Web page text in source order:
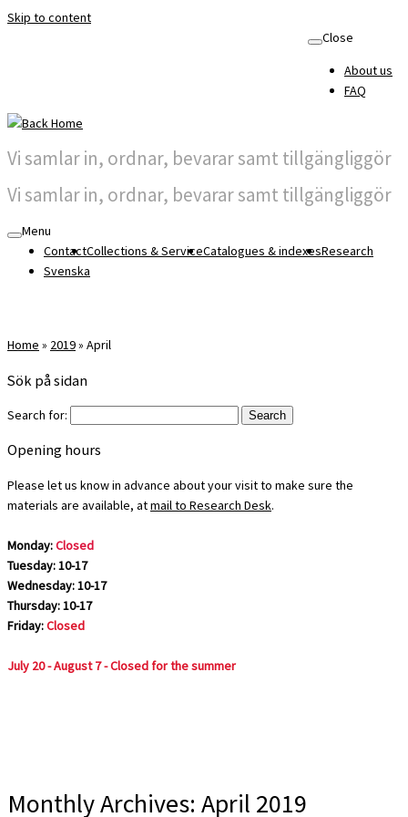
Skip to content
Close
About us
FAQ
Vi samlar in, ordnar, bevarar samt tillgängliggör
Vi samlar in, ordnar, bevarar samt tillgängliggör
Menu
ContactCollections & ServiceCatalogues & indexesResearch
Svenska
Home » 2019» April
Sök på sidan
Search for:
Opening hours
Please let us know in advance about your visit to make sure the
materials are available, atmail to Research Desk.
Monday:Closed
Tuesday: 10-17
Wednesday: 10-17
Thursday: 10-17
Friday:Closed
July 20 - August 7 - Closed for the summer
Monthly Archives: April 2019